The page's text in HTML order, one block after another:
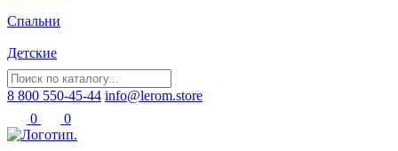
Спальни
Детские
8 800 550-45-44 info@lerom.store
0
0